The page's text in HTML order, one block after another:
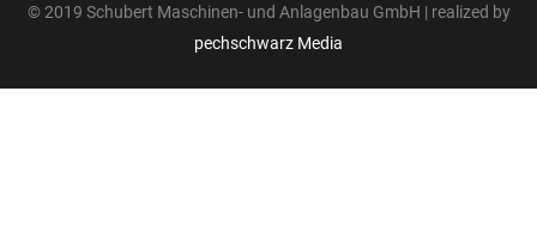
© 2019 Schubert Maschinen- und Anlagenbau GmbH | realized by
pechschwarz Media